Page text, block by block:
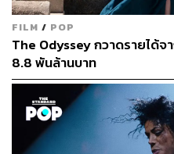
FILM / POP
The Odyssey กวาดรายได้
8.8 พันล้านบาท